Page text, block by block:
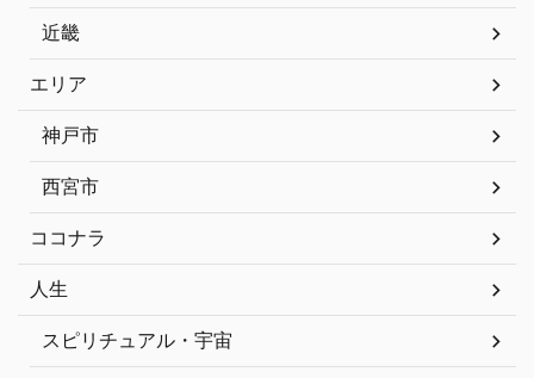
近畿
エリア
神戸市
西宮市
ココナラ
人生
スピリチュアル・宇宙